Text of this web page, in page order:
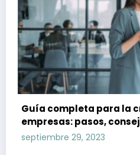
Guía completa para la
empresas: pasos,
septiembre 29, 2023